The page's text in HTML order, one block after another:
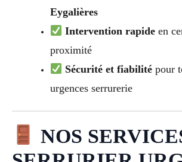
Eygalières
Intervention rapide en
proximité
Sécurité et fiabilité pour
urgences serrurerie
NOS